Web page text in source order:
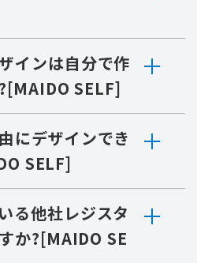
インは自分で作
SELF]
にデザインでき
SELF]
る他社レジスタ
か?[MAIDO SE